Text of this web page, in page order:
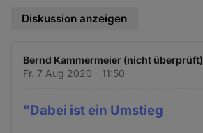
Diskussion anzeigen
Bernd Kammermeier (nicht überprüft)
Fr. 7 Aug 2020 - 11:50
"Dabei ist ein Umstieg